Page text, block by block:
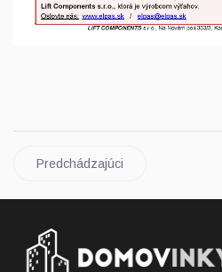
Predchádzajúci